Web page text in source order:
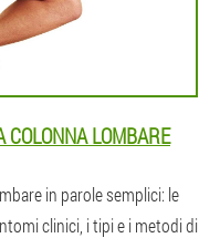
COLONNA LOMBARE
in parole semplici: le
clinici, i tipi e i metodi di